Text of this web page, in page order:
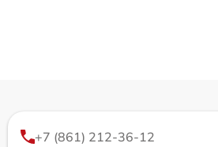
+7 (861) 212-36-12